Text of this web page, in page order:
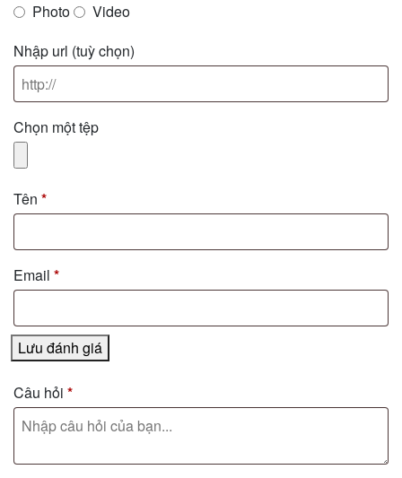
Photo
Video
Nhập url (tuỳ chọn)
Chọn một tệp
Tên *
Email *
Lưu đánh giá
Câu hỏi *